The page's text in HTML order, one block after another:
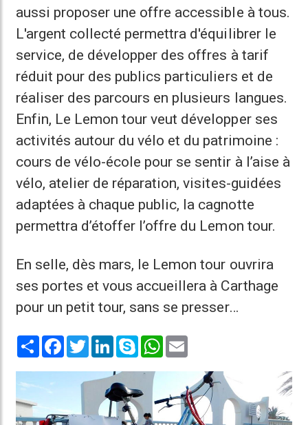
aussi proposer une offre accessible à tous.
L'argent collecté permettra d'équilibrer le
service, de développer des offres à tarif
réduit pour des publics particuliers et de
réaliser des parcours en plusieurs langues.
Enfin, Le Lemon tour veut développer ses
activités autour du vélo et du patrimoine :
cours de vélo-école pour se sentir à l’aise à
vélo, atelier de réparation, visites-guidées
adaptées à chaque public, la cagnotte
permettra d’étoffer l’offre du Lemon tour.
En selle, dès mars, le Lemon tour ouvrira
ses portes et vous accueillera à Carthage
pour un petit tour, sans se presser…
Share Facebook
TwitterLinkedInSkype WhatsApp